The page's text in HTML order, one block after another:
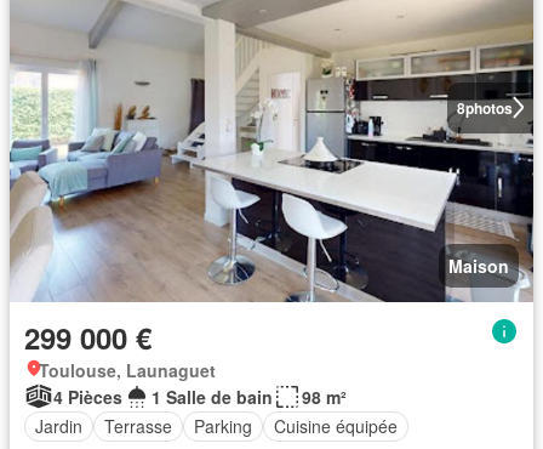
8photos
Maison
299 000 €
Toulouse, Launaguet
4 Pièces
1 Salle de bain
98 m²
Jardin
Terrasse Parking Cuisine équipée